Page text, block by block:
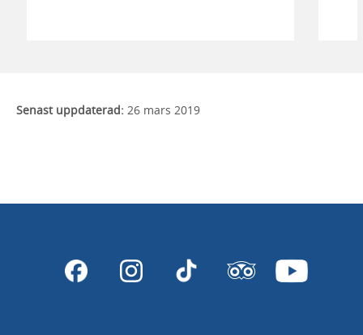
Senast uppdaterad: 26 mars 2019